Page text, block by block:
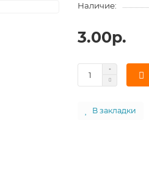
Наличие:
3.00р.
В закладки